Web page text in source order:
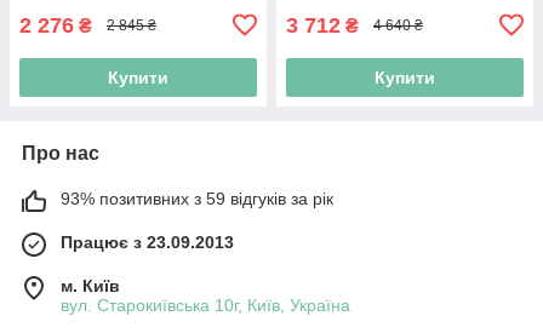
2 276 ₴ 2 845 ₴
Купити
3 712 ₴ 4 640 ₴
Купити
Про нас
93% позитивних з 59 відгуків за рік
Працює з 23.09.2013
м. Київ
вул. Старокиївська 10г, Київ, Україна